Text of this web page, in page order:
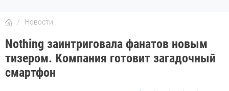
Новости
Nothing заинтриговала фанатов новым
тизером. Компания готовит загадочный
смартфон